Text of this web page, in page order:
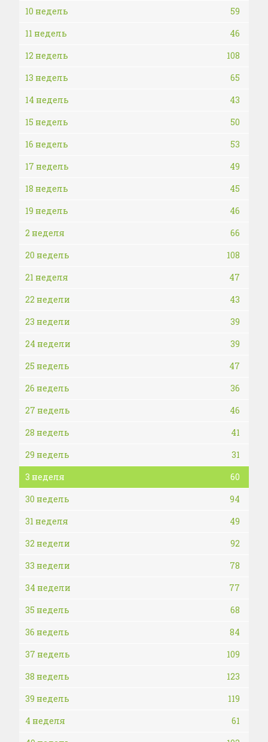
10 недель
59
11 недель
46
12 недель
108
13 недель
65
14 недель
43
15 недель
50
16 недель
53
17 недель
49
18 недель
45
19 недель
46
2 неделя
66
20 недель
108
21 неделя
47
22 недели
43
23 недели
39
24 недели
39
25 недель
47
26 недель
36
27 недель
46
28 недель
41
29 недель
31
3 неделя
60
30 недель
94
31 неделя
49
32 недели
92
33 недели
78
34 недели
77
35 недель
68
36 недель
84
37 недель
109
38 недель
123
39 недель
119
4 неделя
61